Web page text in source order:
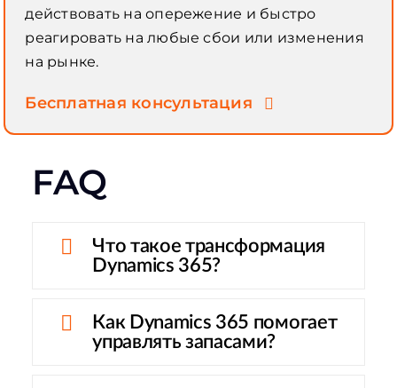
действовать на опережение и быстро
реагировать на любые сбои или изменения
на рынке.
Бесплатная консультация
FAQ
Что такое трансформация
Dynamics 365?
Как Dynamics 365 помогает
управлять запасами?